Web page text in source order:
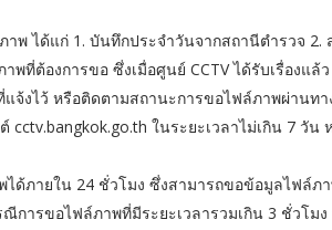
พ ได้แก่ 1. บันทึกประจำวันจากสถานีตำรวจ 2.
พที่ต้องการขอ ซึ่งเมื่อศูนย์ CCTV ได้รับเรื่องแล้
แจ้งไว้ หรือติดตามสถานะการขอไฟล์ภาพผ่านทา
ในระยะเวลาไม่เกิน 7 วัน
ด้ภายใน 24 ชั่วโมง ซึ่งสามารถขอข้อมูลไฟล์ภา
การขอไฟล์ภาพที่มีระยะเวลารวมเกิน 3 ชั่วโ